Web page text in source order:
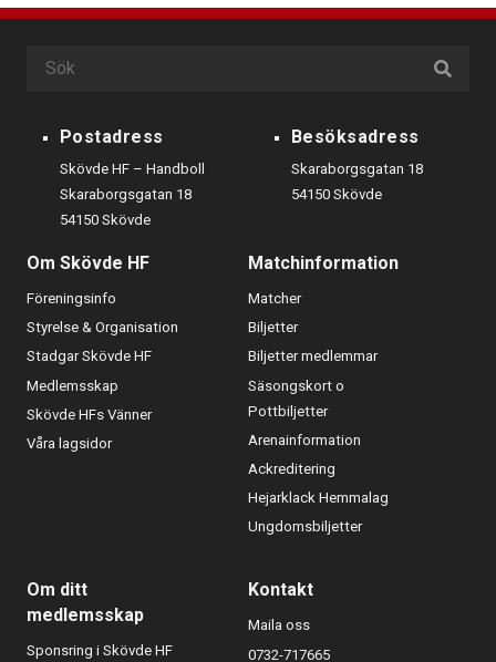
Postadress
Skövde HF – Handboll
Skaraborgsgatan 18
54150 Skövde
Besöksadress
Skaraborgsgatan 18
54150 Skövde
Om Skövde HF
Föreningsinfo
Styrelse & Organisation
Stadgar Skövde HF
Medlemsskap
Skövde HFs Vänner
Våra lagsidor
Matchinformation
Matcher
Biljetter
Biljetter medlemmar
Säsongskort o
Pottbiljetter
Arenainformation
Ackreditering
Hejarklack Hemmalag
Ungdomsbiljetter
Om ditt
medlemsskap
Sponsring i Skövde HF
Kontakt
Maila oss
0732-717665